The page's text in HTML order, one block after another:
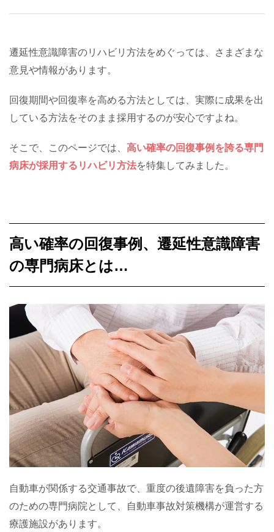
遷延性意識障害のリハビリ方法をめぐっては、さまざまな
意見や情報があります。
回復期間や回復率を高める方法としては、実際に成果を出
している方法をそのまま採用するのが安心ですよね。
そこで、このページでは、 高い確率の回復事例を誇る専門
病床が採用するリハビリ方法を特集してみました。
高い確率の回復事例、遷延性意識障害
の専門病床とは…
自動車が関係する交通事故で、重度の後遺障害を負った方
のための専門病院として、自動車事故対策機構が運営する
療護施設があります。